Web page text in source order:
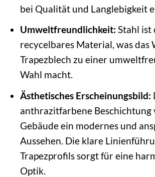
bei Qualität und Langlebigkeit
Umweltfreundlichkeit: Stahl ist
recycelbares Material, was das
Trapezblech zu einer
Wahl macht.
Ästhetisches Erscheinungsbild:
anthrazitfarbene
Gebäude ein modernes und
Aussehen. Die klare
Trapezprofils sorgt für eine
Optik.